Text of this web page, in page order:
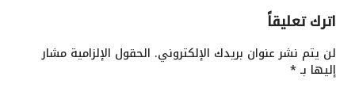
اترك تعليقاً
لن يتم نشر عنوان بريدك الإلكتروني. الحقول الإلزامية مشار
إليها بـ*